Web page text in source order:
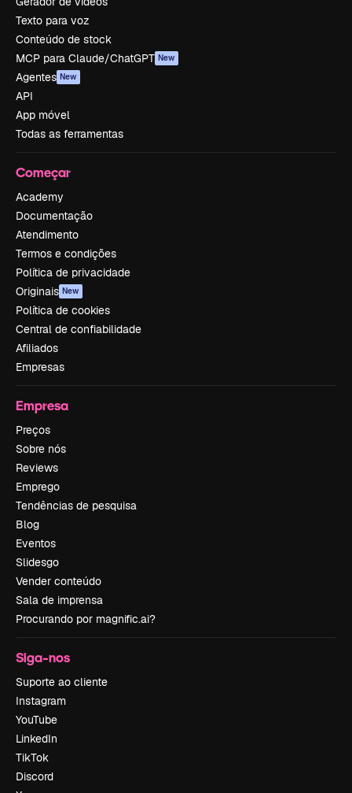
Texto para voz
Conteúdo de stock
MCP para Claude/ChatGPT New
Agentes New
API
App móvel
Todas as ferramentas
Começar
Academy
Documentação
Atendimento
Termos e condições
Política de privacidade
Originais New
Política de cookies
Central de confiabilidade
Afiliados
Empresas
Empresa
Preços
Sobre nós
Reviews
Emprego
Tendências de pesquisa
Blog
Eventos
Slidesgo
Vender conteúdo
Sala de imprensa
Procurando por magnific.ai?
Siga-nos
Suporte ao cliente
Instagram
YouTube
LinkedIn
TikTok
Discord